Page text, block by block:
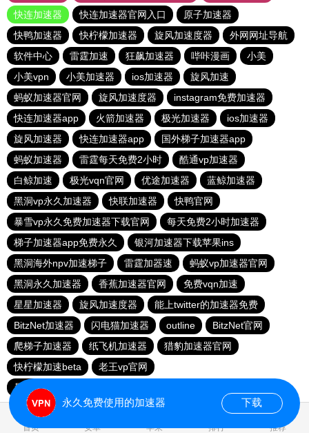
快连加速器
快连加速器官网入口
原子加速器
快鸭加速器
快柠檬加速器 旋风加速度器
外网网址导航
软件中心
雷霆加速 狂飙加速器 哔咔漫画
小美
小美vpn
小美加速器 ios加速器
旋风加速
蚂蚁加速器官网
旋风加速度器
instagram免费加速器
快连加速器app
火箭加速器 极光加速器
ios加速器
旋风加速器
快连加速器app
国外梯子加速器app
蚂蚁加速器
雷霆每天免费2小时
酷通vp加速器
白鲸加速
极光vqn官网 优途加速器
蓝鲸加速器
黑洞vp永久加速器
快联加速器
快鸭官网
暴雪vp永久免费加速器下载官网
每天免费2小时加速器
梯子加速器app免费永久
银河加速器下载苹果ins
黑洞海外npv加速梯子
雷霆加器速
蚂蚁vp加速器官网
黑洞永久加速器
香蕉加速器官网
免费vqn加速
星星加速器
旋风加速度器
能上twitter的加速器免费
BitzNet加速器
闪电猫加速器 outline
BitzNet官网
爬梯子加速器
纸飞机加速器
猎豹加速器官网
快柠檬加速beta
老王vp官网
暴雪vp永久免费加速器下载官网
首页 安卓 苹果 排行 推荐
永久免费使用的加速器 下载